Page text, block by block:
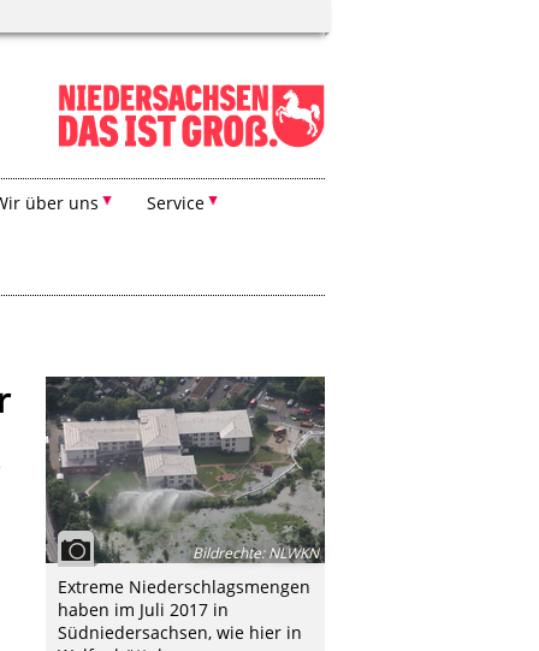
über uns Service
Bildrechte:NLWKN
Extreme Niederschlagsmengen
haben im Juli 2017 in
Südniedersachsen, wie hier in